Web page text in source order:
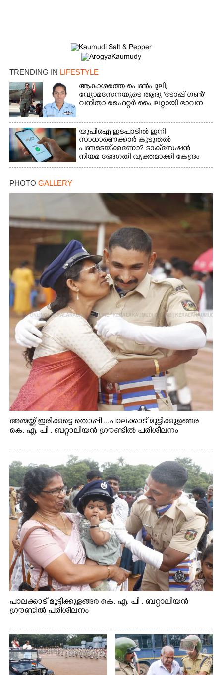
TRENDING IN LIFESTYLE
ആകാശത്തെ പെൺപുലി;
വ്യോമസേനയുടെ ആദ്യ 'ടോപ്പ് ഗൺ'
വനിതാ ഫൈറ്റർ പൈലറ്റായി ഭാവന
യുപിഐ ഇടപാടിൽ ഇനി
സാധാരണക്കാർ കൂടുതൽ
പണമടയ്‌ക്കണോ?​ ടാക്‌സേഷൻ
നിയമ ഭേദഗതി വ്യക്തമാക്കി കേന്ദ്രം
PHOTO GALLERY
അമ്മയ്ക്ക് ഇരിക്കട്ടെ തൊപ്പി ...പാലക്കാട് മുട്ടിക്കുളങ്ങര
കെ. എ. പി . ബറ്റാലിയൻ ഗ്രൗണ്ടിൽ പരിശീലനം
പാലക്കാട് മുട്ടിക്കുളങ്ങര കെ. എ. പി . ബറ്റാലിയൻ
ഗ്രൗണ്ടിൽ പരിശീലനം